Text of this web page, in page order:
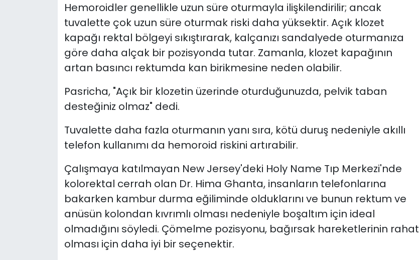
Hemoroidler genellikle uzun süre oturmayla ilişkilendirilir; ancak
tuvalette çok uzun süre oturmak riski daha yüksektir. Açık klozet
kapağı rektal bölgeyi sıkıştırarak, kalçanızı sandalyede oturmanıza
göre daha alçak bir pozisyonda tutar. Zamanla, klozet kapağının
artan basıncı rektumda kan birikmesine neden olabilir.
Pasricha, "Açık bir klozetin üzerinde oturduğunuzda, pelvik taban
desteğiniz olmaz" dedi.
Tuvalette daha fazla oturmanın yanı sıra, kötü duruş nedeniyle akıllı
telefon kullanımı da hemoroid riskini artırabilir.
Çalışmaya katılmayan New Jersey'deki Holy Name Tıp Merkezi'nde
kolorektal cerrah olan Dr. Hima Ghanta, insanların telefonlarına
bakarken kambur durma eğiliminde olduklarını ve bunun rektum ve
anüsün kolondan kıvrımlı olması nedeniyle boşaltım için ideal
olmadığını söyledi. Çömelme pozisyonu, bağırsak hareketlerinin rahat
olması için daha iyi bir seçenektir.